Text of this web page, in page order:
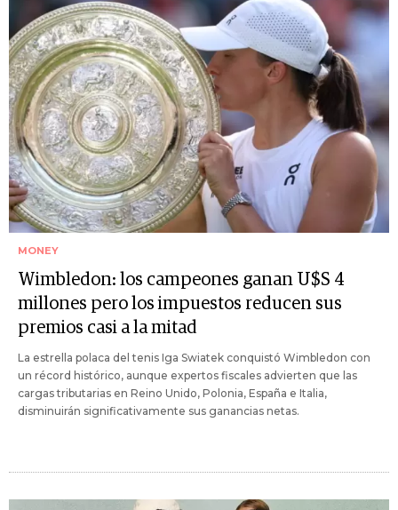
MONEY
Wimbledon: los campeones ganan U$S 4
millones pero los impuestos reducen sus
premios casi a la mitad
La estrella polaca del tenis Iga Swiatek conquistó Wimbledon con
un récord histórico, aunque expertos fiscales advierten que las
cargas tributarias en Reino Unido, Polonia, España e Italia,
disminuirán significativamente sus ganancias netas.